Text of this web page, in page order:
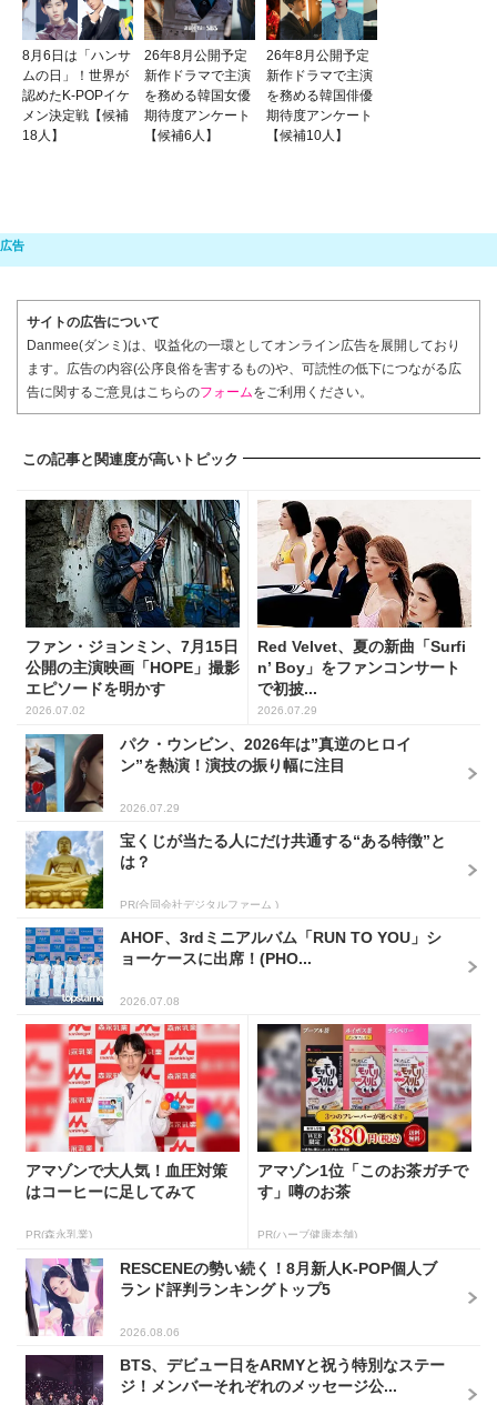
8月6日は「ハンサ
ムの日」！世界が
認めたK-POPイケ
メン決定戦【候補
18人】
26年8月公開予定
新作ドラマで主演
を務める韓国女優
期待度アンケート
【候補6人】
26年8月公開予定
新作ドラマで主演
を務める韓国俳優
期待度アンケート
【候補10人】
サイトの広告について
Danmee(ダンミ)は、収益化の一環としてオンライン広告を展開しており
ます。広告の内容(公序良俗を害するもの)や、可読性の低下につながる広
告に関するご意見はこちらのフォームをご利用ください。
この記事と関連度が高いトピック
ファン・ジョンミン、7月15日
公開の主演映画「HOPE」撮影
エピソードを明かす
2026.07.02
Red Velvet、夏の新曲「Surfi
n’ Boy」をファンコンサート
で初披...
2026.07.29
パク・ウンビン、2026年は”真逆のヒロイ
ン”を熱演！演技の振り幅に注目
2026.07.29
宝くじが当たる人にだけ共通する“ある特徴”と
は？
PR(合同会社デジタルファーム )
AHOF、3rdミニアルバム「RUN TO YOU」シ
ョーケースに出席！(PHO...
2026.07.08
アマゾンで大人気！血圧対策
はコーヒーに足してみて
PR(森永乳業)
アマゾン1位「このお茶ガチで
す」噂のお茶
PR(ハーブ健康本舗)
RESCENEの勢い続く！8月新人K-POP個人ブ
ランド評判ランキングトップ5
2026.08.06
BTS、デビュー日をARMYと祝う特別なステー
ジ！メンバーそれぞれのメッセージ公...